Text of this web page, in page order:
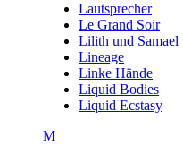
Lautsprecher
Le Grand Soir
Lilith und Samael
Lineage
Linke Hände
Liquid Bodies
Liquid Ecstasy
M